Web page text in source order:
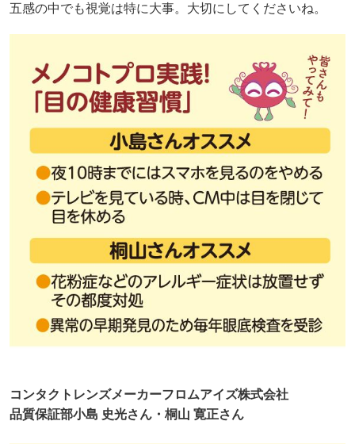
五感の中でも視覚は特に大事。大切にしてくださいね。
コンタクトレンズメーカーフロムアイズ株式会社
品質保証部小島 史光さん・桐山 寛正さん